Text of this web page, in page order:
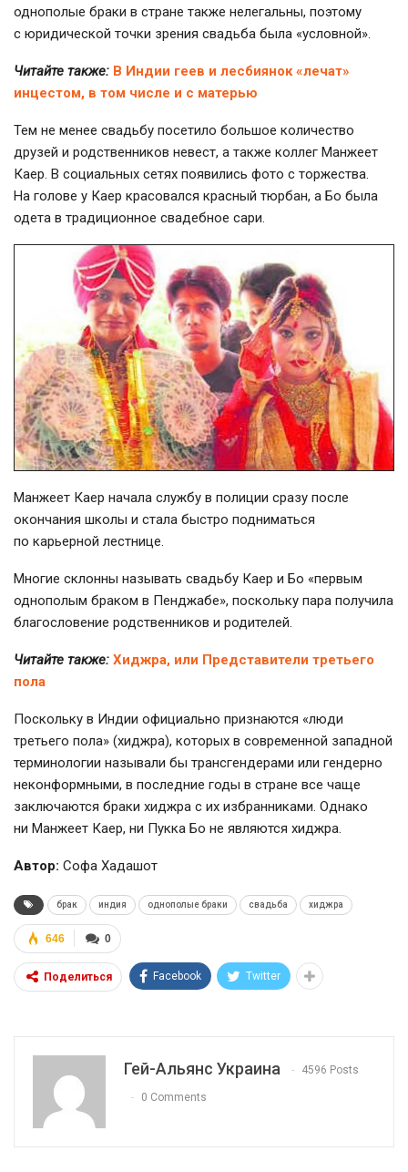
однополые браки в стране также нелегальны, поэтому
с юридической точки зрения свадьба была «условной».
Читайте также: В Индии геев и лесбиянок «лечат»
инцестом, в том числе и с матерью
Тем не менее свадьбу посетило большое количество
друзей и родственников невест, а также коллег Манжеет
Каер. В социальных сетях появились фото с торжества.
На голове у Каер красовался красный тюрбан, а Бо была
одета в традиционное свадебное сари.
Манжеет Каер начала службу в полиции сразу после
окончания школы и стала быстро подниматься
по карьерной лестнице.
Многие склонны называть свадьбу Каер и Бо «первым
однополым браком в Пенджабе», поскольку пара получила
благословение родственников и родителей.
Читайте также: Хиджра, или Представители третьего
пола
Поскольку в Индии официально признаются «люди
третьего пола» (хиджра), которых в современной западной
терминологии называли бы трансгендерами или гендерно
неконформными, в последние годы в стране все чаще
заключаются браки хиджра с их избранниками. Однако
ни Манжеет Каер, ни Пукка Бо не являются хиджра.
Автор: Софа Хадашот
брак индия однополые браки свадьба хиджра
0
646
Поделиться Facebook Twitter
Гей-Альянс Украина 4596 Posts
0 Comments